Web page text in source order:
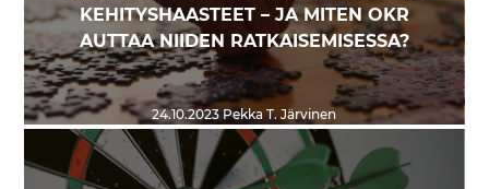
KEHITYSHAASTEET – JA MITEN OKR
AUTTAA NIIDEN RATKAISEMISESSA?
24.10.2023 Pekka T. Järvinen